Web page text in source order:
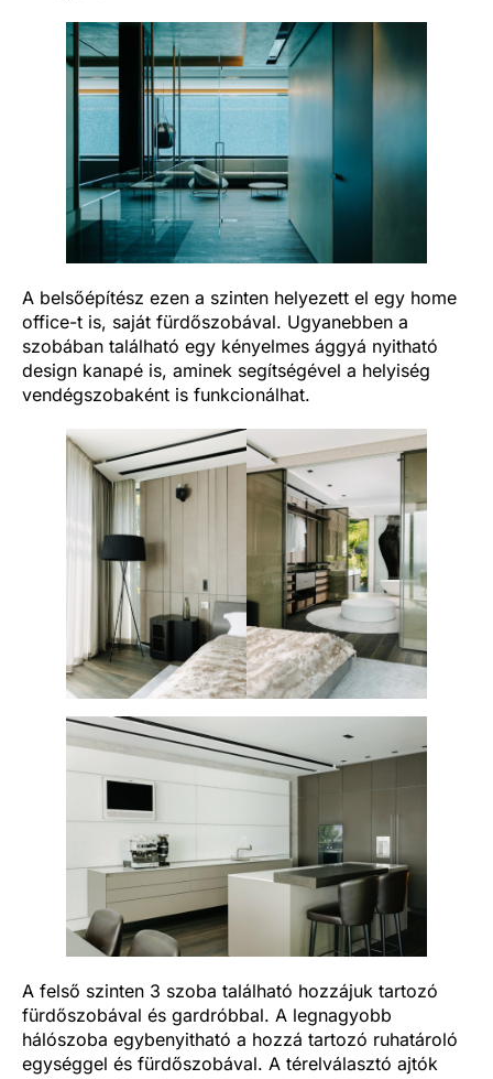
A belsőépítész ezen a szinten helyezett el egy home
office-t is, saját fürdőszobával. Ugyanebben a
szobában található egy kényelmes ággyá nyitható
design kanapé is, aminek segítségével a helyiség
vendégszobaként is funkcionálhat.
A felső szinten 3 szoba található hozzájuk tartozó
fürdőszobával és gardróbbal. A legnagyobb
hálószoba egybenyitható a hozzá tartozó ruhatároló
egységgel és fürdőszobával. A térelválasztó ajtók